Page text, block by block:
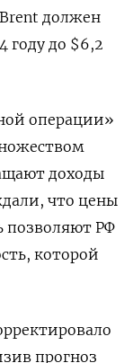
должен
году до $6,2
операции»
доходы
что цены
позволяют РФ
которой
прогноз